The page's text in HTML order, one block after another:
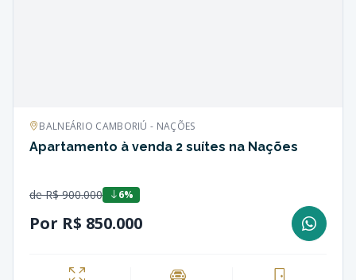
BALNEÁRIO CAMBORIÚ - NAÇÕES
Apartamento à venda 2 suítes na Nações
de R$ 900.000 6%
Por R$ 850.000